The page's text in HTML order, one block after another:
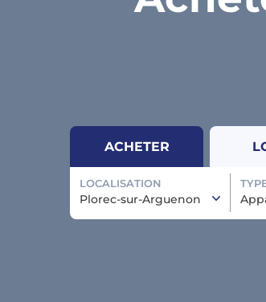
ACHETER
LOCALISATION
Plorec-sur-Arguenon